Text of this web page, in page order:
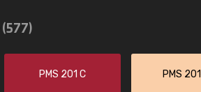
(577)
PMS 201 C PMS